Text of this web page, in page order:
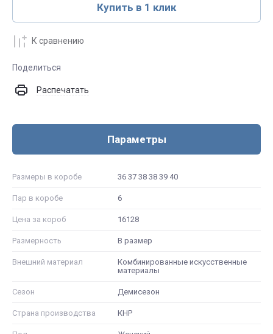
Купить в 1 клик
К сравнению
Поделиться
Распечатать
Параметры
Размеры в коробе 36 37 38 38 39 40
Пар в коробе 6
Цена за короб 16128
Размерность В размер
Внешний материал
Комбинированные искусственные
материалы
Сезон Демисезон
Страна производства КНР